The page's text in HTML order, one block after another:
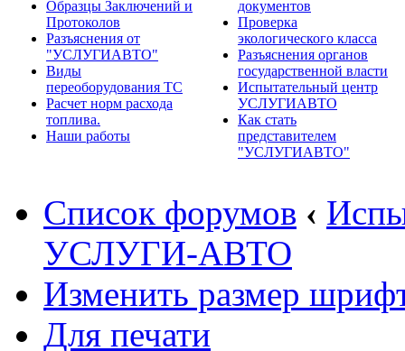
Образцы Заключений и
Протоколов
Разъяснения от
"УСЛУГИАВТО"
Виды
переоборудования ТС
Расчет норм расхода
топлива.
Наши работы
документов
Проверка
экологического класса
Разъяснения органов
государственной власти
Испытательный центр
УСЛУГИАВТО
Как стать
представителем
"УСЛУГИАВТО"
Список форумов ‹
УСЛУГИ-АВТО
Изменить размер
Для печати